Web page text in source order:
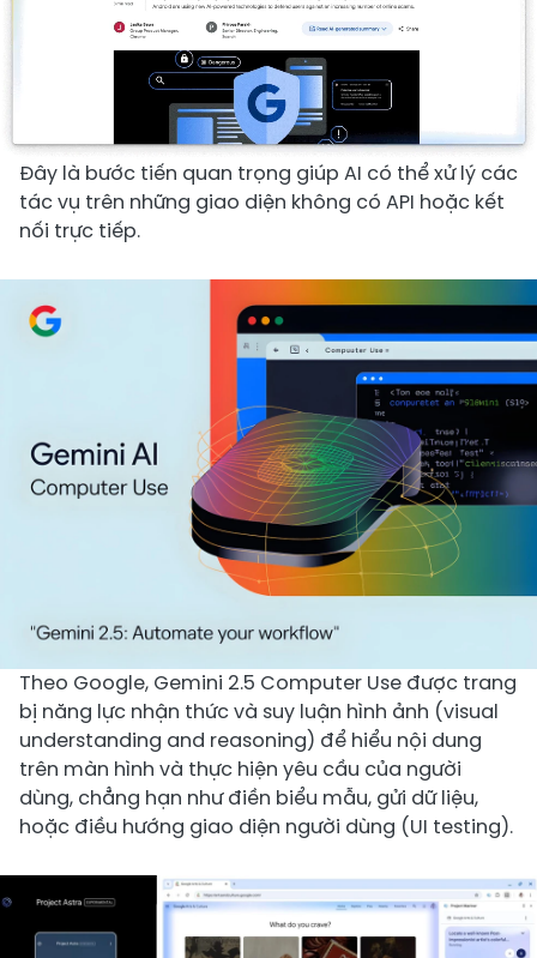
Đây là bước tiến quan trọng giúp AI có thể xử lý các
tác vụ trên những giao diện không có API hoặc kết
nối trực tiếp.
Theo Google, Gemini 2.5 Computer Use được trang
bị năng lực nhận thức và suy luận hình ảnh (visual
understanding and reasoning) để hiểu nội dung
trên màn hình và thực hiện yêu cầu của người
dùng, chẳng hạn như điền biểu mẫu, gửi dữ liệu,
hoặc điều hướng giao diện người dùng (UI testing).